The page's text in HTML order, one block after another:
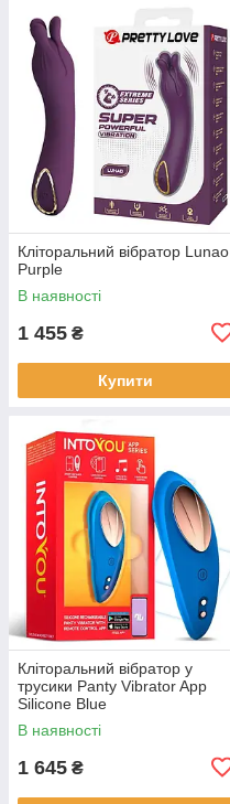
Кліторальний вібратор Lunao
Purple
В наявності
1 455 ₴
Купити
Кліторальний вібратор у
трусики Panty Vibrator App
Silicone Blue
В наявності
1 645 ₴